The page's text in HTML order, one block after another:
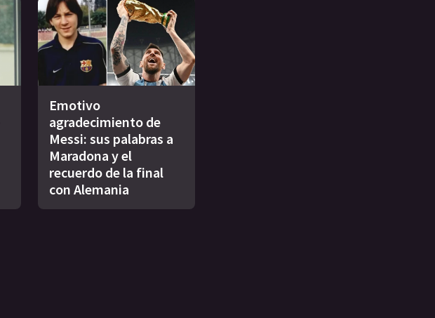
Emotivo
agradecimiento de
Messi: sus palabras a
Maradona y el
recuerdo de la final
con Alemania